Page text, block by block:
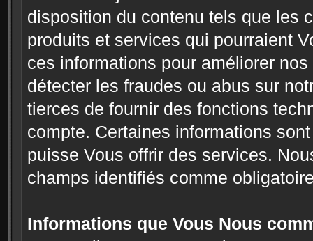
disposition du contenu tels que les
produits et services qui pourraient
ces informations pour améliorer
détecter les fraudes ou abus sur
tierces de fournir des fonctions
compte. Certaines informations
puisse Vous offrir des services.
champs identifiés comme
Informations que Vous Nous